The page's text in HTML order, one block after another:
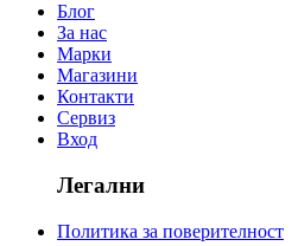
Блог
За нас
Марки
Магазини
Контакти
Сервиз
Вход
Легални
Политика за поверителност